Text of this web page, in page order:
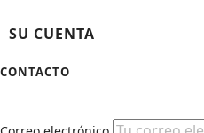
SU CUENTA
CONTACTO